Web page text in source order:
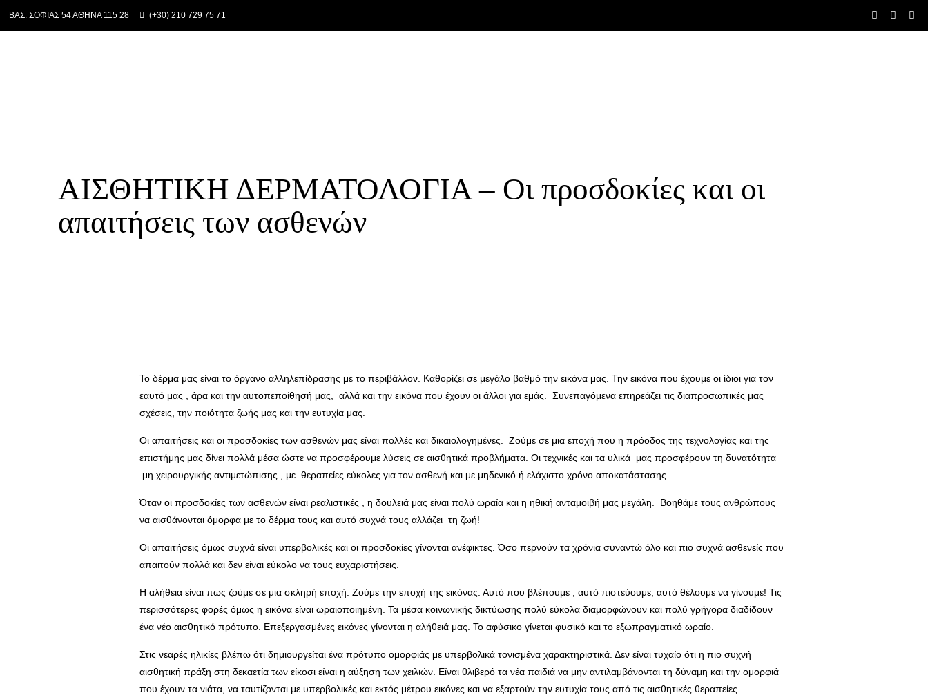
ΒΑΣ. ΣΟΦΙΑΣ 54 ΑΘΗΝΑ 115 28 (+30) 210 729 75 71
ΑΙΣΘΗΤΙΚΗ ΔΕΡΜΑΤΟΛΟΓΙΑ – Oι προσδοκίες και οι
απαιτήσεις των ασθενών
Το δέρμα μας είναι το όργανο αλληλεπίδρασης με το περιβάλλον. Καθορίζει σε μεγάλο βαθμό την εικόνα μας. Την εικόνα που έχουμε οι ίδιοι για τον
εαυτό μας , άρα και την αυτοπεποίθησή μας, αλλά και την εικόνα που έχουν οι άλλοι για εμάς. Συνεπαγόμενα επηρεάζει τις διαπροσωπικές μας
σχέσεις, την ποιότητα ζωής μας και την ευτυχία μας.
Οι απαιτήσεις και οι προσδοκίες των ασθενών μας είναι πολλές και δικαιολογημένες. Ζούμε σε μια εποχή που η πρόοδος της τεχνολογίας και της
επιστήμης μας δίνει πολλά μέσα ώστε να προσφέρουμε λύσεις σε αισθητικά προβλήματα. Οι τεχνικές και τα υλικά μας προσφέρουν τη δυνατότητα
μη χειρουργικής αντιμετώπισης , με θεραπείες εύκολες για τον ασθενή και με μηδενικό ή ελάχιστο χρόνο αποκατάστασης.
Όταν οι προσδοκίες των ασθενών είναι ρεαλιστικές , η δουλειά μας είναι πολύ ωραία και η ηθική ανταμοιβή μας μεγάλη. Βοηθάμε τους ανθρώπους
να αισθάνονται όμορφα με το δέρμα τους και αυτό συχνά τους αλλάζει τη ζωή!
Οι απαιτήσεις όμως συχνά είναι υπερβολικές και οι προσδοκίες γίνονται ανέφικτες. Όσο περνούν τα χρόνια συναντώ όλο και πιο συχνά ασθενείς που
απαιτούν πολλά και δεν είναι εύκολο να τους ευχαριστήσεις.
Η αλήθεια είναι πως ζούμε σε μια σκληρή εποχή. Ζούμε την εποχή της εικόνας. Αυτό που βλέπουμε , αυτό πιστεύουμε, αυτό θέλουμε να γίνουμε! Τις
περισσότερες φορές όμως η εικόνα είναι ωραιοποιημένη. Τα μέσα κοινωνικής δικτύωσης πολύ εύκολα διαμορφώνουν και πολύ γρήγορα διαδίδουν
ένα νέο αισθητικό πρότυπο. Επεξεργασμένες εικόνες γίνονται η αλήθειά μας. Το αφύσικο γίνεται φυσικό και το εξωπραγματικό ωραίο.
Στις νεαρές ηλικίες βλέπω ότι δημιουργείται ένα πρότυπο ομορφιάς με υπερβολικά τονισμένα χαρακτηριστικά. Δεν είναι τυχαίο ότι η πιο συχνή
αισθητική πράξη στη δεκαετία των είκοσι είναι η αύξηση των χειλιών. Είναι θλιβερό τα νέα παιδιά να μην αντιλαμβάνονται τη δύναμη και την ομορφιά
που έχουν τα νιάτα, να ταυτίζονται με υπερβολικές και εκτός μέτρου εικόνες και να εξαρτούν την ευτυχία τους από τις αισθητικές θεραπείες.